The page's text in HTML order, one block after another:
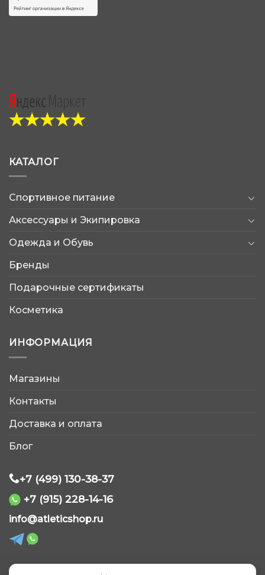
КАТАЛОГ
Спортивное питание
Аксессуары и Экипировка
Одежда и Обувь
Бренды
Подарочные сертификаты
Косметика
ИНФОРМАЦИЯ
Магазины
Контакты
Доставка и оплата
Блог
+7 (499) 130-38-37
+7 (915) 228-14-16
info@atleticshop.ru